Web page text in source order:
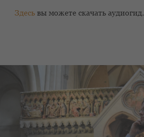
Здесь вы можете скачать аудиогид.